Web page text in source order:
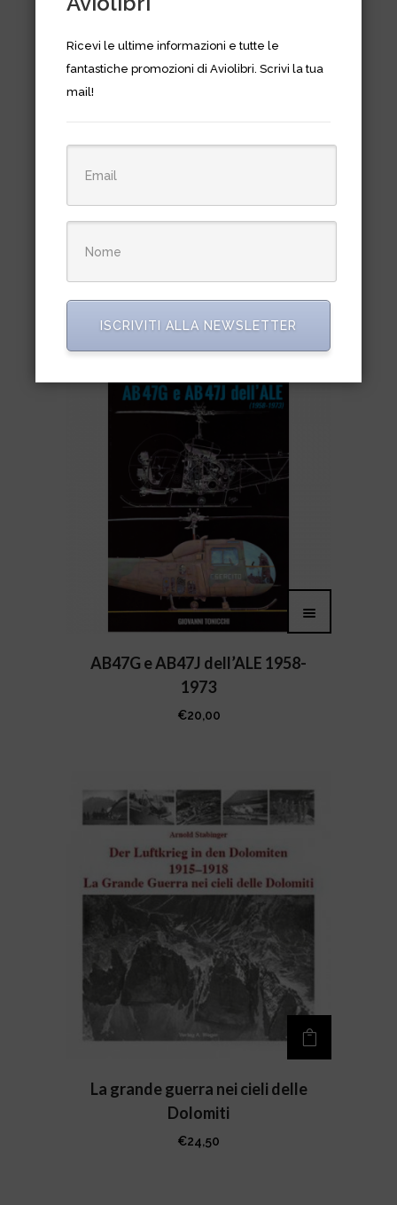
AV-8B Harrier II Units of
Operation Enduring Freedom
AB47G e AB47J dell’ALE 1958-
1973
€20,00
La grande guerra nei cieli delle
Dolomiti
€24,50
Ricevi le ultime informazioni e tutte le
fantastiche promozioni di Aviolibri. Scrivi la tua
mail!
ISCRIVITI ALLA NEWSLETTER